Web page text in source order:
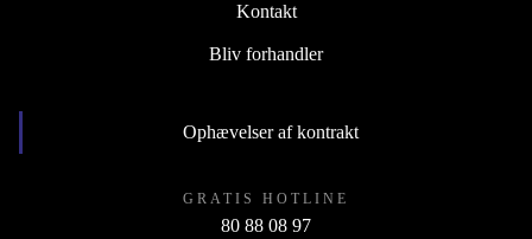
Kontakt
Bliv forhandler
Ophævelser af kontrakt
GRATIS HOTLINE
80 88 08 97